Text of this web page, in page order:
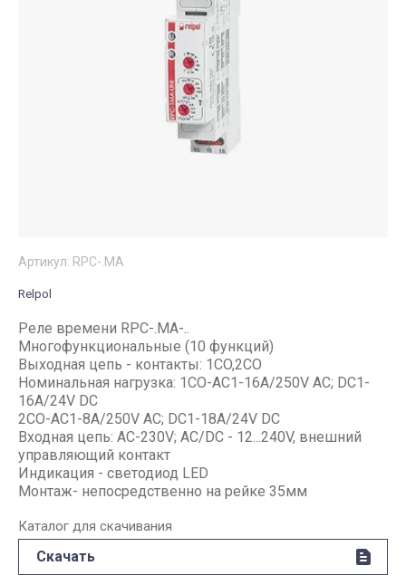
Артикул: RPC-.MA
Relpol
Реле времени RPC-.MA-..
Многофункциональные (10 функций)
Выходная цепь - контакты: 1CO,2CO
Номинальная нагрузка: 1CO-AC1-16A/250V AC; DC1-
16A/24V DC
2CO-AC1-8A/250V AC; DC1-18A/24V DC
Входная цепь: AC-230V; AC/DC - 12...240V, внешний
управляющий контакт
Индикация - светодиод LED
Монтаж- непосредственно на рейке 35мм
Каталог для скачивания
Скачать